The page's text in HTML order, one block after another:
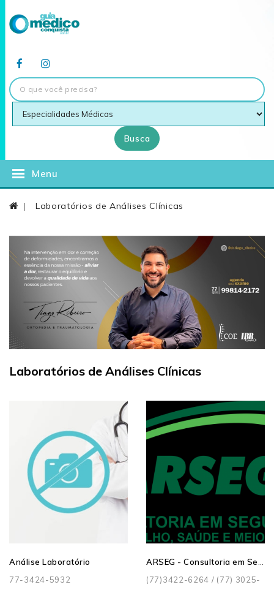
Busca
Menu
Laboratórios de Análises Clínicas
Laboratórios de Análises Clínicas
Análise Laboratório
77-3424-5932
ARSEG - Consultoria em Segurança do Trabalho, Saúde e Meio Ambiente
(77)3422-6264 / (77) 3025-